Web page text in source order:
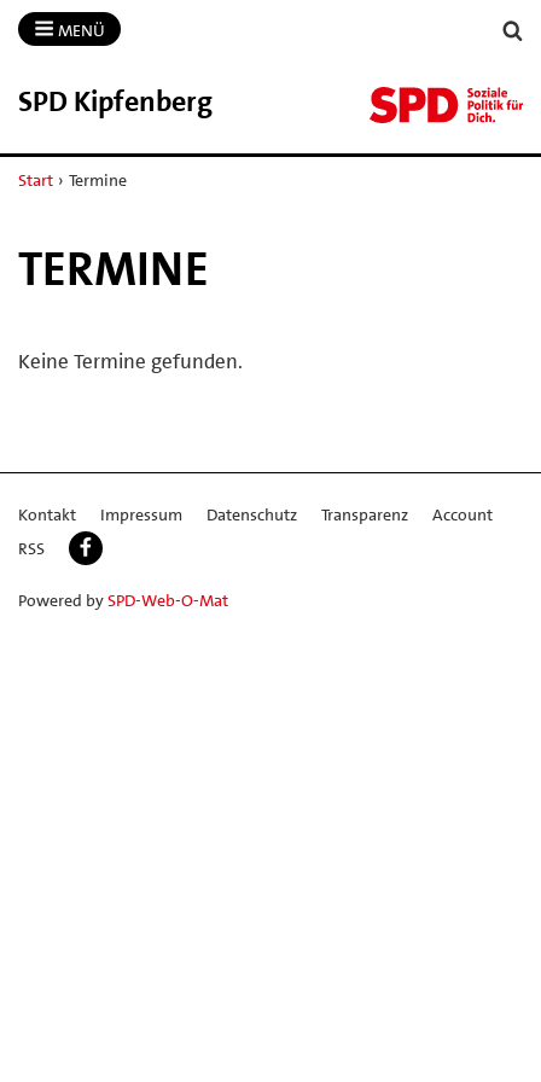
MENÜ
SPD Kipfenberg
Start › Termine
TERMINE
Keine Termine gefunden.
Kontakt Impressum Datenschutz Transparenz
Account
RSS
Powered bySPD-Web-O-Mat